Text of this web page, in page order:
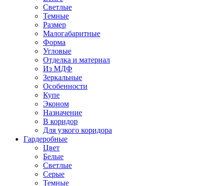
Светлые
Темные
Размер
Малогабаритные
Форма
Угловые
Отделка и материал
Из МДФ
Зеркальные
Особенности
Купе
Эконом
Назначение
В коридор
Для узкого коридора
Гардеробные
Цвет
Белые
Светлые
Серые
Темные